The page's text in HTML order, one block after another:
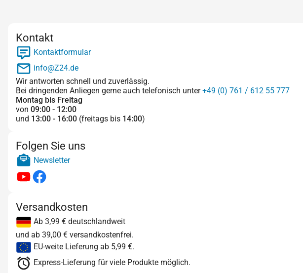
Kontakt
Kontaktformular
info@Z24.de
Wir antworten schnell und zuverlässig.
Bei dringenden Anliegen gerne auch telefonisch unter+49 (0) 761 / 612 55 777
Montag bis Freitag
von 09:00 - 12:00
und 13:00 - 16:00 (freitags bis 14:00)
Folgen Sie uns
Newsletter
Versandkosten
Ab 3,99 € deutschlandweit
und ab 39,00 € versandkostenfrei.
EU-weite Lieferung ab 5,99 €.
Express-Lieferung für viele Produkte möglich.